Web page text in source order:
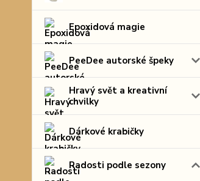
Epoxidová magie
PeeDee autorské špeky
Hravý svět a kreativní
chvilky
Dárkové krabičky
Radosti podle sezony